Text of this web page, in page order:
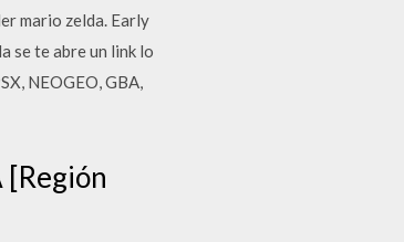
mario zelda. Early
se te abre un link lo
NEOGEO, GBA,
[Región